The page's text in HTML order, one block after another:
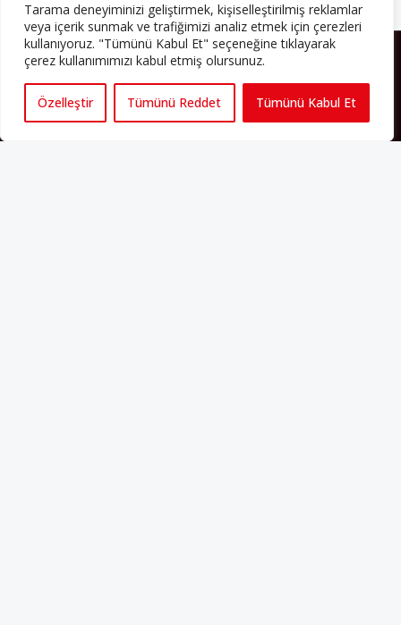
Tarama deneyiminizi geliştirmek, kişiselleştirilmiş reklamlar
veya içerik sunmak ve trafiğimizi analiz etmek için çerezleri
kullanıyoruz. "Tümünü Kabul Et" seçeneğine tıklayarak
çerez kullanımımızı kabul etmiş olursunuz.
Özelleştir Tümünü Reddet Tümünü Kabul Et
HAKKIMIZDA
Avrupa’ya işçi göçü yarım asrı ardında bırakırken Müslümanlar da
bulundukları ülkelerde kalıcı hâle geldiler. Bu durum “vatan”,
“aidiyet”, “İslam” ve “Avrupa” gibi birçok kavramın çift taraflı olarak